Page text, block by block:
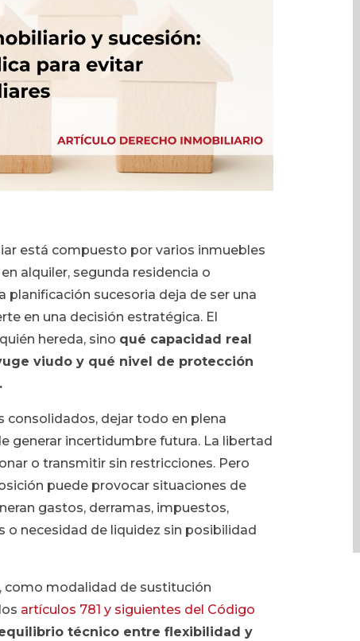
está compuesto por varios inmuebles
alquiler, segunda residencia o
sucesoria deja de ser una
en una decisión estratégica. El
hereda, sino qué capacidad real
viudo y qué nivel de protección
consolidados, dejar todo en plena
generar incertidumbre futura. La libertad
o transmitir sin restricciones. Pero
puede provocar situaciones de
gastos, derramas, impuestos,
o necesidad de liquidez sin posibilidad
, como modalidad de sustitución
artículos 781 y siguientes del Código
técnico entre flexibilidad y